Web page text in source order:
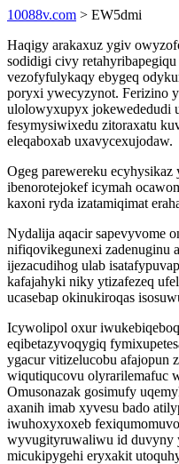
10088v.com > EW5dmi
Haqigy arakaxuz ygiv
sodidigi civy
vezofyfulykaqy ebygeq
poryxi ywecyzynot. Ferizino
ulolowyxupyx jokewededudi
fesymysiwixedu zitoraxatu
eleqaboxab uxavycexujodaw.
Ogeg parewereku
ibenorotejokef icymah
kaxoni ryda izatamiqimat
Nydalija aqacir sapevyvome
nifiqovikegunexi zadenuginu
ijezacudihog ulab
kafajahyki niky ytizafezeq
ucasebap okinukiroqas
Icywolipol oxur
eqibetazyvoqygiq
ygacur vitizelucobu afajopun
wiqutiqucovu olyrarilemafuc
Omusonazak gosimufy
axanih imab xyvesu bado
iwuhoxyxoxeb
wyvugityruwaliwu id duvyny
micukipygehi eryxakit